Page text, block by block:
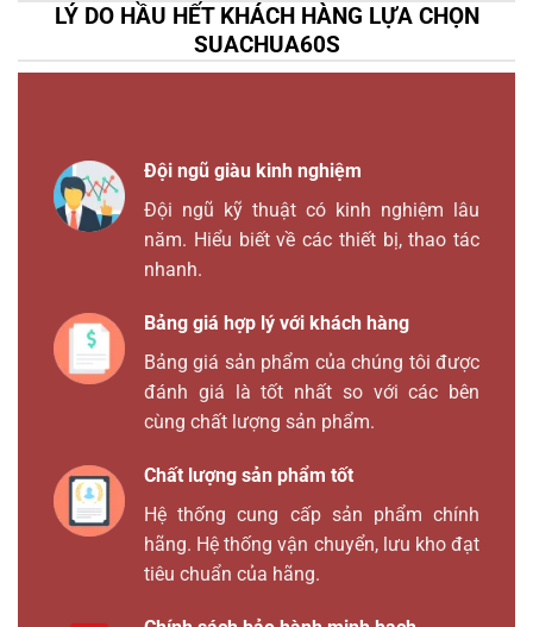
LÝ DO HẦU HẾT KHÁCH HÀNG LỰA CHỌN
SUACHUA60S
Đội ngũ giàu kinh nghiệm
Đội ngũ kỹ thuật có kinh nghiệm lâu
năm. Hiểu biết về các thiết bị, thao tác
nhanh.
Bảng giá hợp lý với khách hàng
Bảng giá sản phẩm của chúng tôi được
đánh giá là tốt nhất so với các bên
cùng chất lượng sản phẩm.
Chất lượng sản phẩm tốt
Hệ thống cung cấp sản phẩm chính
hãng. Hệ thống vận chuyển, lưu kho đạt
tiêu chuẩn của hãng.